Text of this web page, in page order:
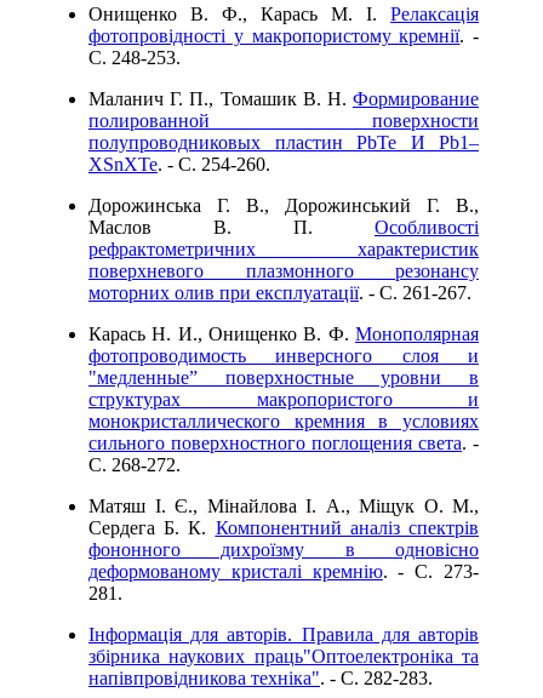
Онищенко В. Ф., Карась М. І. Релаксація
фотопровідності у макропористому кремнії. -
C. 248-253.
Маланич Г. П., Томашик В. Н. Формирование
полированной поверхности
полупроводниковых пластин PbTe И Pb1–
XSnXTe. - C. 254-260.
Дорожинська Г. В., Дорожинський Г. В.,
Маслов В. П. Особливості
рефрактометричних характеристик
поверхневого плазмонного резонансу
моторних олив при експлуатації. - C. 261-267.
Карась Н. И., Онищенко В. Ф. Монополярная
фотопроводимость инверсного слоя и
"медленные” поверхностные уровни в
структурах макропористого и
монокристаллического кремния в условиях
сильного поверхностного поглощения света. -
C. 268-272.
Матяш І. Є., Мінайлова І. А., Міщук О. М.,
Сердега Б. К. Компонентний аналіз спектрів
фононного дихроїзму в одновісно
деформованому кристалі кремнію. - C. 273-
281.
Інформація для авторів. Правила для авторів
збірника наукових праць"Оптоелектроніка та
напівпровідникова техніка". - C. 282-283.